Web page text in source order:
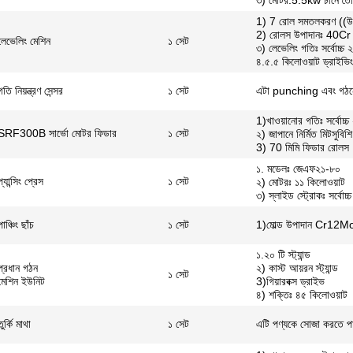
মেশিন ১ সেট
1) 7 রোল সমতলকরণ
2) রোলস উপাদানঃ 40Cr
৩) লেভেলিং গতিঃ সর্বোচ্চ
৪.৫.৫ কিলোওয়াট
নিয়ন্ত্রণ সেন্সর ১ সেট এটা punching এবং
সার্ভো মোটর ফিডার ১ সেট
1)খাওয়ানোর গতিঃ সর্বোচ্চ
২) জাপানে নির্মিত
3) 70 মিমি ফিডার রোলস
প্রেস ১ সেট
১. মডেলঃ জেএফ২১-৮০
২) মোটরঃ ১১ কিলোওয়াট
৩) স্লাইড স্ট্রোকঃ
ছাঁচ ১ সেট 1)মোল্ড উপাদান
গঠন
ইউনিট
১ সেট
১.২০ টি স্ট্যান্ড
২) কাস্ট আয়রন স্ট্যান্ড
3)গিয়ারবক্স ড্রাইভ
৪) শক্তিঃ ৪৫ কিলোওয়াট
মাথা ১ সেট এটি পণ্যকে সোজা করতে